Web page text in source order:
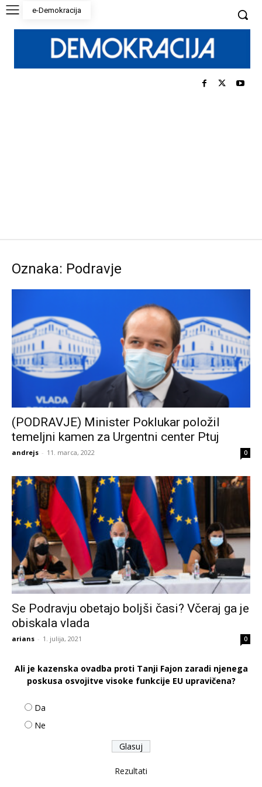
e-Demokracija
Oznaka: Podravje
(PODRAVJE) Minister Poklukar položil
temeljni kamen za Urgentni center Ptuj
andrejs - 11. marca, 2022 0
Se Podravju obetajo boljši časi? Včeraj ga je
obiskala vlada
arians - 1. julija, 2021 0
Ali je kazenska ovadba proti Tanji Fajon zaradi njenega
poskusa osvojitve visoke funkcije EU upravičena?
Da
Ne
Rezultati